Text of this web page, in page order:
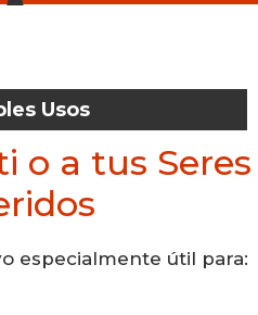
Usos
o a tus Seres
especialmente útil para: